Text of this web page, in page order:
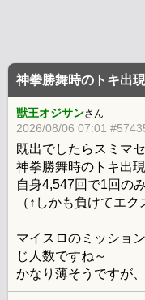
神拳勝舞時のトキ出
獣王オジサンさん
2026/08/06 07:01
既出でしたらスミマ
神拳勝舞時のトキ出
自身4,547回で1回の
（↑しかも負けてエク
マイスロのミッショ
じ人数ですね～
かなり薄そうですが